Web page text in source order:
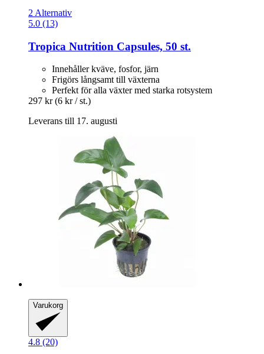
2 Alternativ
5.0 (13)
Tropica Nutrition Capsules, 50 st.
Innehåller kväve, fosfor, järn
Frigörs långsamt till växterna
Perfekt för alla växter med starka rotsystem
297 kr (6 kr / st.)
Leverans till 17. augusti
Varukorg
4.8 (20)